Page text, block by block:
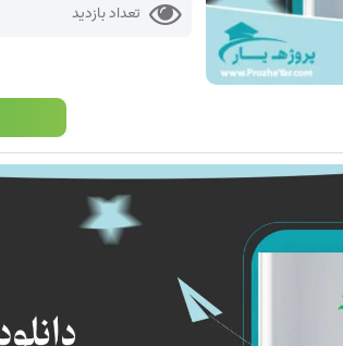
تعداد بازدید